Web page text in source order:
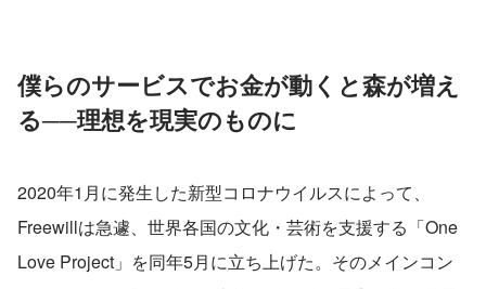
僕らのサービスでお金が動くと森が増え
る──理想を現実のものに
2020年1月に発生した新型コロナウイルスによって、
Freewillは急遽、世界各国の文化・芸術を支援する「One
Love Project」を同年5月に立ち上げた。そのメインコン